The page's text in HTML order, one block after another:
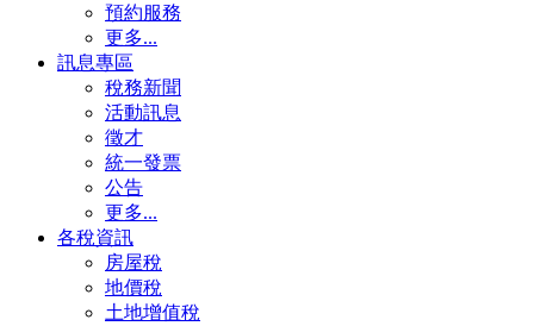
預約服務
更多...
訊息專區
稅務新聞
活動訊息
徵才
統一發票
公告
更多...
各稅資訊
房屋稅
地價稅
土地增值稅